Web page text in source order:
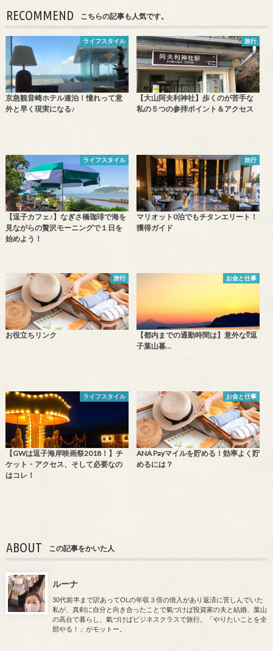
RECOMMEND こちらの記事も人気です。
ライフスタイル
京急観音崎ホテル連泊！憧れって意
外と早く現実になる♪
旅行
【大山阿夫利神社】歩くのが苦手な
私の５つの参拝ポイント＆アクセス
ライフスタイル
【逗子カフェ♪】なぎさ橋珈琲で海を
見ながらの贅沢モーニングで１日を
始めよう！
旅行
マリオット0泊でもチタンエリート！
獲得ガイド
旅行
お役立ちリンク
お金と仕事
【都内までの通勤時間は】意外な⁉️逗
子葉山暮…
ライフスタイル
【GWは逗子海岸映画祭2018！】チ
ケット・アクセス、そして必要なの
はコレ！
お金と仕事
ANA Payマイルを貯める！効率よく貯
めるには？
ABOUT この記事をかいた人
ルーナ
30代前半まで訳あってOLの年収３倍の借入があり返済に苦しんでいた
私が、真剣に自分と向き合ったことで氣づけば投資家の夫と結婚、葉山
の高台で暮らし、氣づけばビジネスクラスで旅行。「やりたいことを全
部やる！」がモットー。